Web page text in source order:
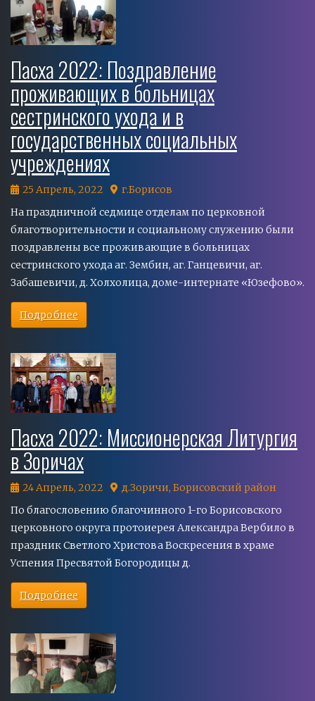
Пасха 2022: Поздравление
проживающих в больницах
сестринского ухода и в
государственных социальных
учреждениях
25 Апрель, 2022
г.Борисов
На праздничной седмице отделам по церковной
благотворительности и социальному служению были
поздравлены все проживающие в больницах
сестринского ухода аг. Зембин, аг. Ганцевичи, аг.
Забашевичи, д. Холхолица, доме-интернате «Юзефово».
Подробнее
Пасха 2022: Миссионерская Литургия
в Зоричах
24 Апрель, 2022
д.Зоричи, Борисовский район
По благословению благочинного 1-го Борисовского
церковного округа протоиерея Александра Вербило в
праздник Светлого Христова Воскресения в храме
Успения Пресвятой Богородицы д.
Подробнее